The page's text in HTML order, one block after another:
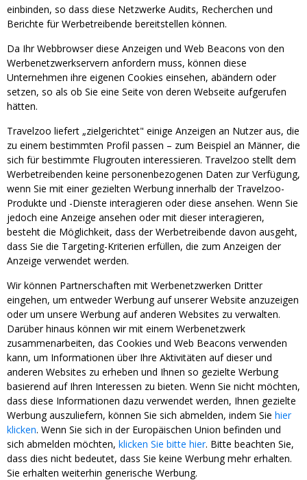
einbinden, so dass diese Netzwerke Audits, Recherchen und
Berichte für Werbetreibende bereitstellen können.
Da Ihr Webbrowser diese Anzeigen und Web Beacons von den
Werbenetzwerkservern anfordern muss, können diese
Unternehmen ihre eigenen Cookies einsehen, abändern oder
setzen, so als ob Sie eine Seite von deren Webseite aufgerufen
hätten.
Travelzoo liefert „zielgerichtet" einige Anzeigen an Nutzer aus, die
zu einem bestimmten Profil passen – zum Beispiel an Männer, die
sich für bestimmte Flugrouten interessieren. Travelzoo stellt dem
Werbetreibenden keine personenbezogenen Daten zur Verfügung,
wenn Sie mit einer gezielten Werbung innerhalb der Travelzoo-
Produkte und -Dienste interagieren oder diese ansehen. Wenn Sie
jedoch eine Anzeige ansehen oder mit dieser interagieren,
besteht die Möglichkeit, dass der Werbetreibende davon ausgeht,
dass Sie die Targeting-Kriterien erfüllen, die zum Anzeigen der
Anzeige verwendet werden.
Wir können Partnerschaften mit Werbenetzwerken Dritter
eingehen, um entweder Werbung auf unserer Website anzuzeigen
oder um unsere Werbung auf anderen Websites zu verwalten.
Darüber hinaus können wir mit einem Werbenetzwerk
zusammenarbeiten, das Cookies und Web Beacons verwenden
kann, um Informationen über Ihre Aktivitäten auf dieser und
anderen Websites zu erheben und Ihnen so gezielte Werbung
basierend auf Ihren Interessen zu bieten. Wenn Sie nicht möchten,
dass diese Informationen dazu verwendet werden, Ihnen gezielte
Werbung auszuliefern, können Sie sich abmelden, indem Sie hier
klicken. Wenn Sie sich in der Europäischen Union befinden und
sich abmelden möchten, klicken Sie bitte hier. Bitte beachten Sie,
dass dies nicht bedeutet, dass Sie keine Werbung mehr erhalten.
Sie erhalten weiterhin generische Werbung.